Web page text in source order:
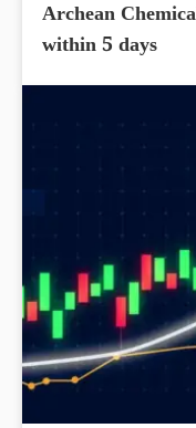
Archean
within 5 days